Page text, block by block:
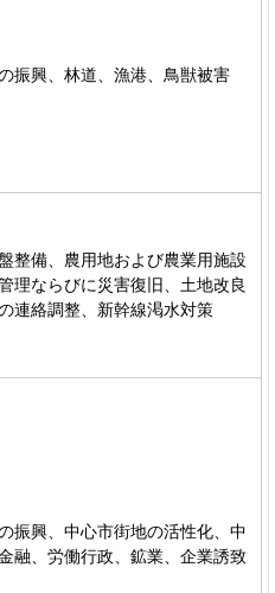
振興、林道、漁港、鳥獣被害
整備、農用地および農業用施設
理ならびに災害復旧、土地改良
連絡調整、新幹線渇水対策
振興、中心市街地の活性化、中
融、労働行政、鉱業、企業誘致